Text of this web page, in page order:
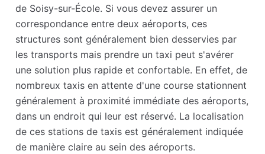
de Soisy-sur-École. Si vous devez assurer un
correspondance entre deux aéroports, ces
structures sont généralement bien desservies par
les transports mais prendre un taxi peut s'avérer
une solution plus rapide et confortable. En effet, de
nombreux taxis en attente d'une course stationnent
généralement à proximité immédiate des aéroports,
dans un endroit qui leur est réservé. La localisation
de ces stations de taxis est généralement indiquée
de manière claire au sein des aéroports.